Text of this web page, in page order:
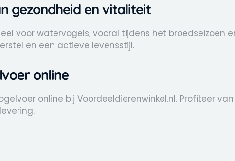
gezondheid en vitaliteit
voor watervogels, vooral tijdens het broedseizoen
en een actieve levensstijl.
online
online bij Voordeeldierenwinkel.nl. Profiteer